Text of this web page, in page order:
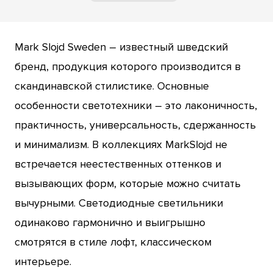
Mark Slojd Sweden – известный шведский
бренд, продукция которого производится в
скандинавской стилистике. Основные
особенности светотехники – это лаконичность,
практичность, универсальность, сдержанность
и минимализм. В коллекциях MarkSlojd не
встречается неестественных оттенков и
вызывающих форм, которые можно считать
вычурными. Светодиодные светильники
одинаково гармонично и выигрышно
смотрятся в стиле лофт, классическом
интерьере.